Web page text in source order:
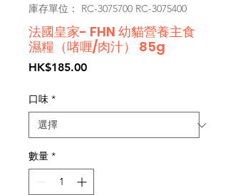
庫存單位： RC-3075700 RC-3075400
法國皇家- FHN 幼貓營養主食
濕糧（啫喱/肉汁） 85g
HK$185.00價
口味 *
數量 *